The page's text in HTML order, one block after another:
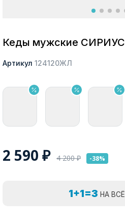
Кеды мужские СИРИУС
Артикул 124120ЖЛ
2 590 ₽ 4 200₽ -38%
1+1=3 НА ВСЁ